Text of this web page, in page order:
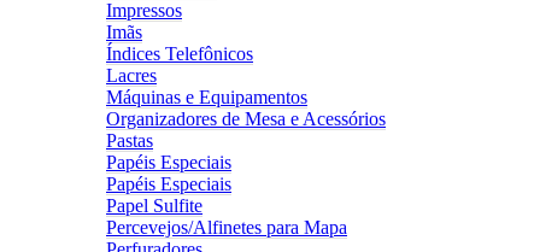
Impressos
Imãs
Índices Telefônicos
Lacres
Máquinas e Equipamentos
Organizadores de Mesa e Acessórios
Pastas
Papéis Especiais
Papéis Especiais
Papel Sulfite
Percevejos/Alfinetes para Mapa